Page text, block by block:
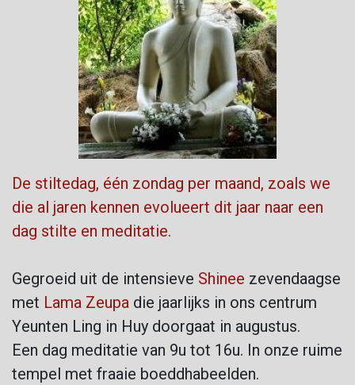
De stiltedag, één zondag per maand, zoals we
die al jaren kennen evolueert dit jaar naar een
dag stilte en meditatie.
Gegroeid uit de intensieve Shinee zevendaagse
met Lama Zeupa die jaarlijks in ons centrum
Yeunten Ling in Huy doorgaat in augustus.
Een dag meditatie van 9u tot 16u. In onze ruime
tempel met fraaie boeddhabeelden.